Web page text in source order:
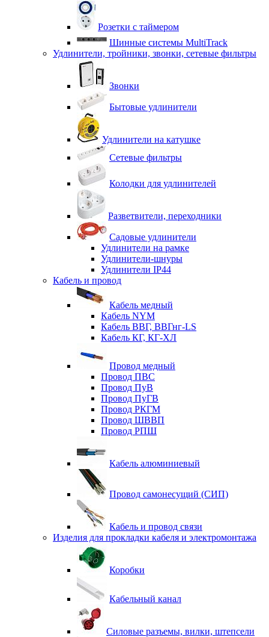
Розетки с таймером
Шинные системы MultiTrack
Удлинители, тройники, звонки, сетевые фильтры
Звонки
Бытовые удлинители
Удлинители на катушке
Сетевые фильтры
Колодки для удлинителей
Разветвители, переходники
Садовые удлинители
Удлинители на рамке
Удлинители-шнуры
Удлинители IP44
Кабель и провод
Кабель медный
Кабель NYM
Кабель ВВГ, ВВГнг-LS
Кабель КГ, КГ-ХЛ
Провод медный
Провод ПВС
Провод ПуВ
Провод ПуГВ
Провод РКГМ
Провод ШВВП
Провод РПШ
Кабель алюминиевый
Провод самонесущий (СИП)
Кабель и провод связи
Изделия для прокладки кабеля и электромонтажа
Коробки
Кабельный канал
Силовые разъемы, вилки, штепсели